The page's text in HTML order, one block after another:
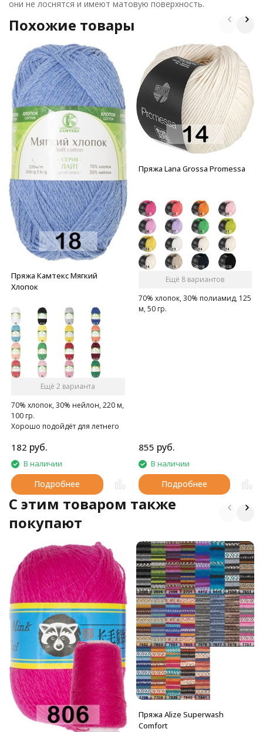
они не лоснятся и имеют матовую поверхность.
Похожие товары
Пряжа Камтекс Мягкий
Хлопок
Ещё 2 варианта
70% хлопок, 30% нейлон, 220 м,
100 гр.
Хорошо подойдёт для летнего
времени.
182 руб.
В наличии
Подробнее
Пряжа Lana Grossa Promessa
Ещё 8 вариантов
70% хлопок, 30% полиамид, 125
м, 50 гр.
855 руб.
В наличии
Подробнее
C этим товаром также
покупают
Пряжа Alize Superwash
Comfort